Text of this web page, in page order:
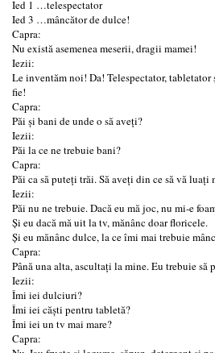
Ied 1 …telespectator
Ied 3 …mâncător de dulce!
Capra:
Nu există asemenea meserii, dragii mamei!
Iezii:
Le inventăm noi! Da! Telespectator,
fie!
Capra:
Păi și bani de unde o să aveți?
Iezii:
Păi la ce ne trebuie bani?
Capra:
Păi ca să puteți trăi. Să aveți din ce să vă luați
Iezii:
Păi nu ne trebuie. Dacă eu mă joc, nu mi-e
Și eu dacă mă uit la tv, mănânc doar floricele.
Și eu mănânc dulce, la ce îmi mai trebuie
Capra:
Până una alta, ascultați la mine. Eu trebuie să
Iezii:
Îmi iei dulciuri?
Îmi iei căști pentru tabletă?
Îmi iei un tv mai mare?
Capra: